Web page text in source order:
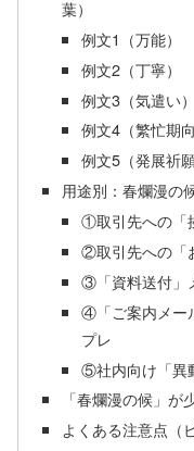
葉）
例文1（万能）
例文2（丁寧）
例文3（気遣い）
例文4（繁忙期向
例文5（発展祈願
用途別：春爛漫の
①取引先への「
②取引先への「
③「資料送付」
④「ご案内メー
プレ
⑤社内向け「異
「春爛漫の候」
よくある注意点（